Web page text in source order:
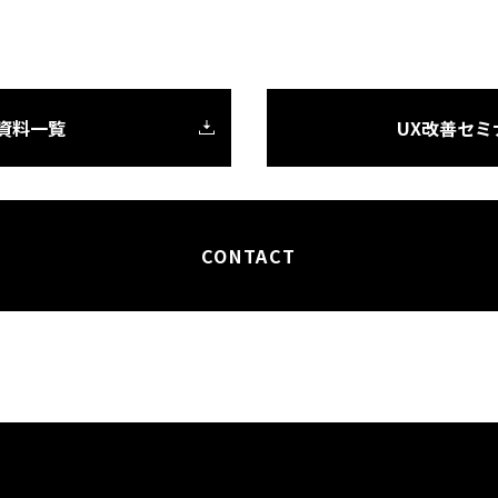
料一覧 UX改善セ
CONTACT